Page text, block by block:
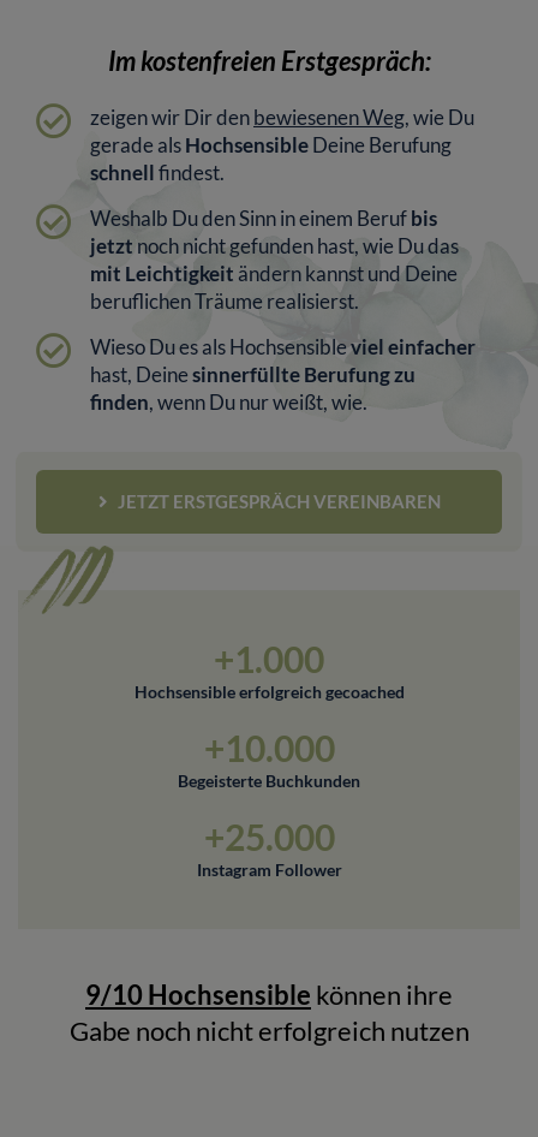
Im kostenfreien Erstgespräch:
zeigen wir Dir denbewiesenen Weg, wie Du
gerade alsHochsensibleDeine Berufung
schnellfindest.
Weshalb Du den Sinn in einem Berufbis
jetzt noch nicht gefunden hast, wie Du das
mit Leichtigkeit ändern kannst und Deine
beruflichen Träume realisierst.
Wieso Du es als Hochsensibleviel einfacher
hast, Deinesinnerfüllte Berufung zu
finden, wenn Du nur weißt, wie.
JETZT ERSTGESPRÄCH VEREINBAREN
+1.000
Hochsensible erfolgreich gecoached
+10.000
Begeisterte Buchkunden
+25.000
Instagram Follower
9/10 Hochsensible können ihre
Gabe noch nicht erfolgreich nutzen